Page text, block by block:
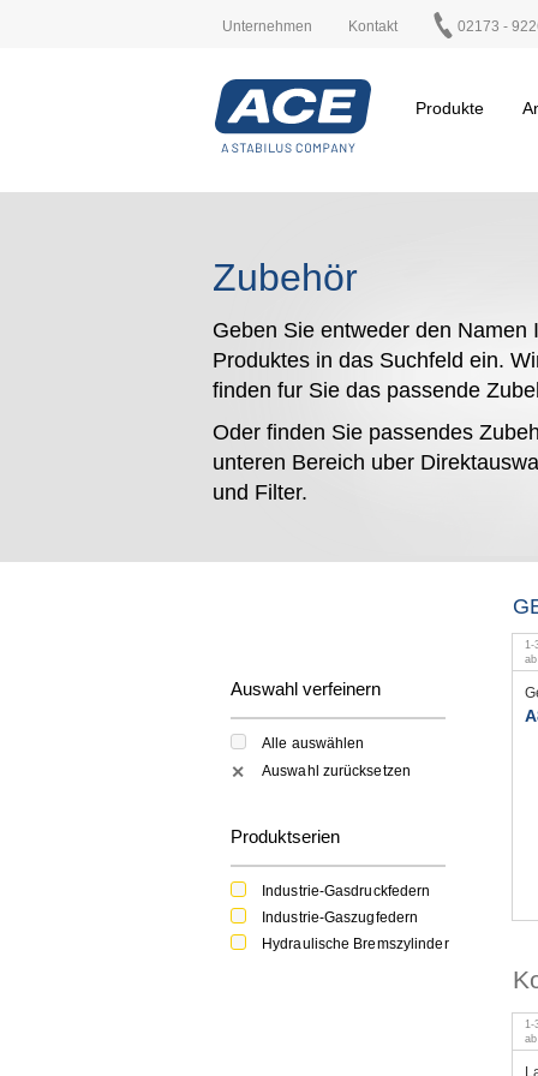
Unternehmen Kontakt 02173 -
Produkte
Zubehör
Geben Sie entweder den Namen
Produktes in das Suchfeld ein.
finden fur Sie das passende
Oder finden Sie passendes
unteren Bereich uber
und Filter.
Auswahl verfeinern
Alle auswählen
✕ Auswahl zurücksetzen
Produktserien
Industrie-Gasdruckfedern
Industrie-Gaszugfedern
Hydraulische Bremszylinder
1-
ab
1-
ab